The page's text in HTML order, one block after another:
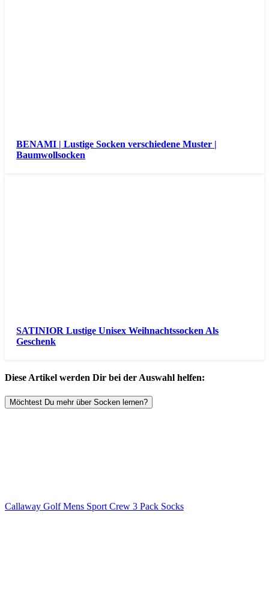
BENAMI | Lustige Socken verschiedene Muster |
Baumwollsocken
SATINIOR Lustige Unisex Weihnachtssocken Als
Geschenk
Diese Artikel werden Dir bei der Auswahl helfen:
Möchtest Du mehr über Socken lernen?
Callaway Golf Mens Sport Crew 3 Pack Socks